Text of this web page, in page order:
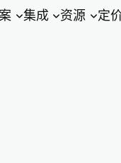
集成 资源 定